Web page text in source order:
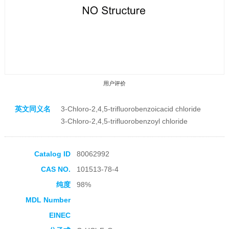
用户评价
收藏产品
英文同义名
3-Chloro-2,4,5-trifluorobenzoicacid chloride
3-Chloro-2,4,5-trifluorobenzoyl chloride
Catalog ID
80062992
CAS NO.
101513-78-4
纯度
98%
MDL Number
EINEC